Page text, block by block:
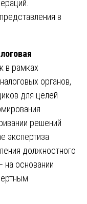
в
в рамках
органов,
для целей
решений
экспертиза
должностного
на основании